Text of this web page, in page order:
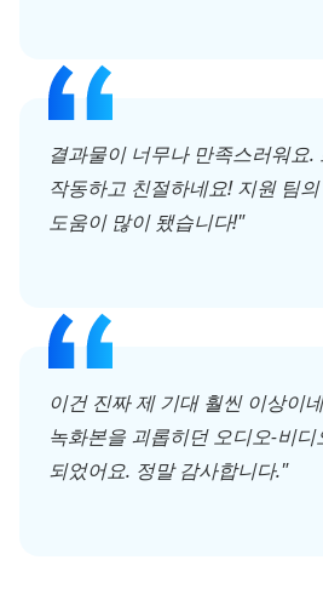
결과물이 너무나 만족스러워요
작동하고 친절하네요! 지원 팀
도움이 많이 됐습니다!"
이건 진짜 제 기대 훨씬 이상이
녹화본을 괴롭히던 오디오-비
되었어요. 정말 감사합니다."